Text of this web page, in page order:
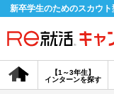
新卒学生のためのスカウ
【1～3年生】
インターンを探す
会員登